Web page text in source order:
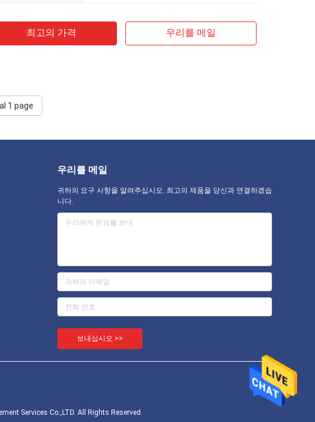
최고의 가격 우리를 메일
1 page
우리를 메일
귀하의 요구 사항을 알려주십시오. 최고의 제품을 당신과 연결하겠습
니다.
보내십시오 >>
Services Co.,LTD. All Rights Reserved.